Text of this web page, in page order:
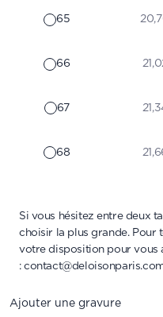
65
66
67
68
Si vous hésitez entre deux
choisir la plus grande. Pour
votre disposition pour vous
:
Ajouter une gravure